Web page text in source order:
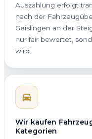
Auszahlung erfolgt
nach der
Geislingen an der
nur fair bewertet,
wird.
Wir kaufen
Kategorien